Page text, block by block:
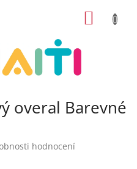
overal Barevné
hodnocení